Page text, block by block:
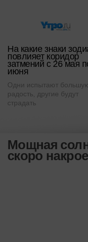
На какие знаки
повлияет коридор
затмений с 26 мая
июня
Одни испытают
радость, другие будут
страдать
Мощная
скоро